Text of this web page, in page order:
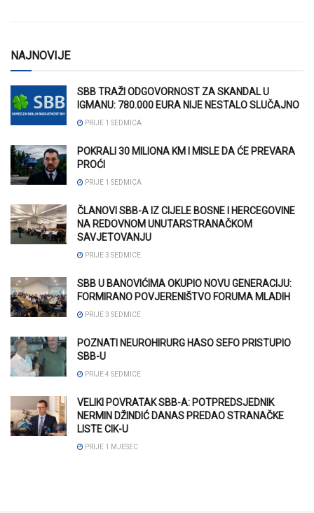
NAJNOVIJE
SBB TRAŽI ODGOVORNOST ZA SKANDAL U
IGMANU: 780.000 EURA NIJE NESTALO SLUČAJNO
PRIJE 1 SEDMICA
POKRALI 30 MILIONA KM I MISLE DA ĆE PREVARA
PROĆI
PRIJE 1 SEDMICA
ČLANOVI SBB-A IZ CIJELE BOSNE I HERCEGOVINE
NA REDOVNOM UNUTARSTRANAČKOM
SAVJETOVANJU
PRIJE 3 SEDMICE
SBB U BANOVIĆIMA OKUPIO NOVU GENERACIJU:
FORMIRANO POVJERENIŠTVO FORUMA MLADIH
PRIJE 3 SEDMICE
POZNATI NEUROHIRURG HASO SEFO PRISTUPIO
SBB-U
PRIJE 4 SEDMICE
VELIKI POVRATAK SBB-A: POTPREDSJEDNIK
NERMIN DŽINDIĆ DANAS PREDAO STRANAČKE
LISTE CIK-U
PRIJE 1 MJESEC